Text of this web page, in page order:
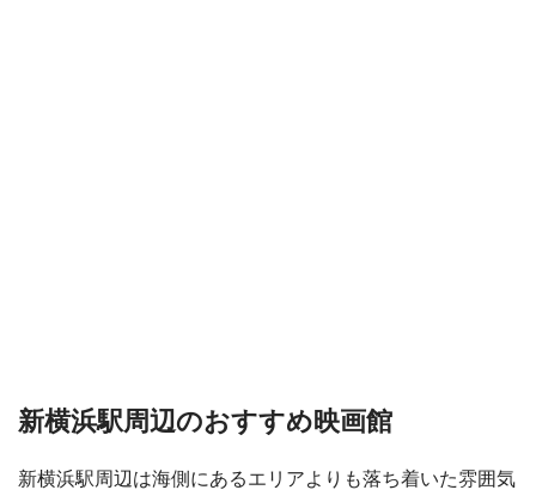
新横浜駅周辺のおすすめ映画館
新横浜駅周辺は海側にあるエリアよりも落ち着いた雰囲気